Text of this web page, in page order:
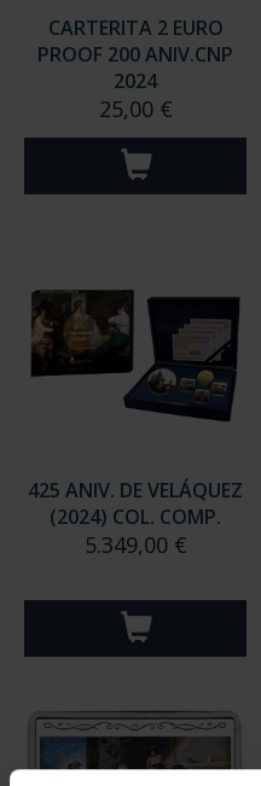
CARTERITA 2 EURO
PROOF 200 ANIV.CNP
2024
25,00 €
425 ANIV. DE VELÁQUEZ
(2024) COL. COMP.
5.349,00 €